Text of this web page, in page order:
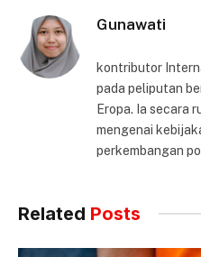
Gunawati
kontributor
pada peliputan
Eropa. Ia secara
mengenai
perkembangan
Related Posts